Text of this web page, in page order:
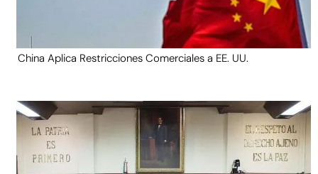
China Aplica Restricciones Comerciales a EE. UU.